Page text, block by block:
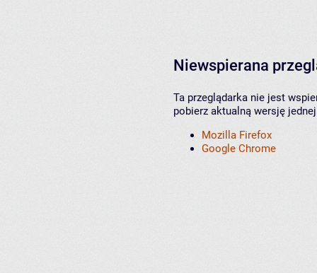
Niewspierana
Ta przeglądarka nie jest
pobierz aktualną wersję
Mozilla Firefox
Google Chrome